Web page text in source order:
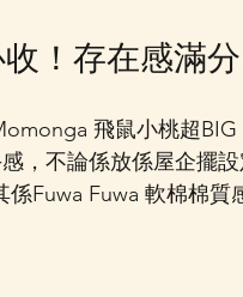
！存在感滿分
飛鼠小桃超
，不論係放係屋企擺
Fuwa Fuwa 軟棉棉質